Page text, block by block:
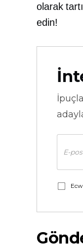
olarak
edin!